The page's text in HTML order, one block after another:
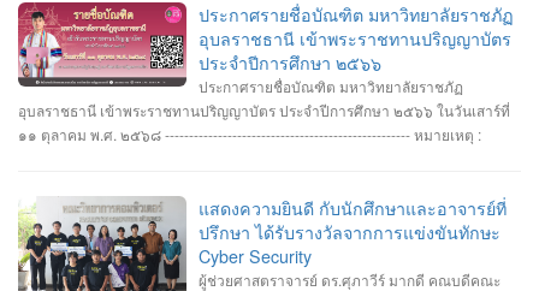
ประกาศรายชื่อบัณฑิต มหาวิทยาลัยราชภัฏ
อุบลราชธานี เข้าพระราชทานปริญญาบัตร
ประจำปีการศึกษา ๒๕๖๖
ประกาศรายชื่อบัณฑิต มหาวิทยาลัยราชภัฏ
อุบลราชธานี เข้าพระราชทานปริญญาบัตร ประจำปีการศึกษา ๒๕๖๖ ในวันเสาร์ที่
๑๑ ตุลาคม พ.ศ. ๒๕๖๘ --------------------------------------------------- หมายเหตุ :
แสดงความยินดี กับนักศึกษาและอาจารย์ที่
ปรึกษา ได้รับรางวัลจากการแข่งขันทักษะ
Cyber Security
ผู้ช่วยศาสตราจารย์ ดร.ศุภาวีร์ มากดี คณบดีคณะ